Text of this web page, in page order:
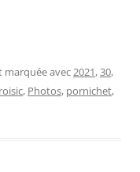
marquée avec2021,30,
, Photos, pornichet,